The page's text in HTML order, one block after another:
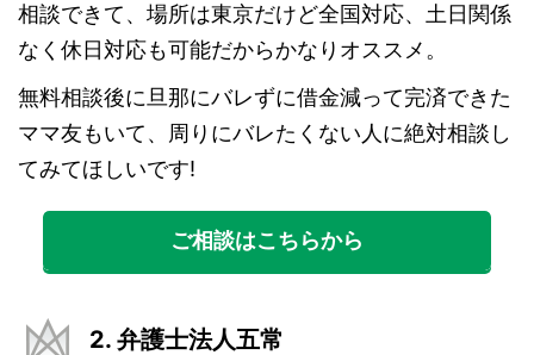
相談できて、場所は東京だけど全国対応、土日関係
なく休日対応も可能だからかなりオススメ。
無料相談後に旦那にバレずに借金減って完済できた
ママ友もいて、周りにバレたくない人に絶対相談し
てみてほしいです!
ご相談はこちらから
2. 弁護士法人五常